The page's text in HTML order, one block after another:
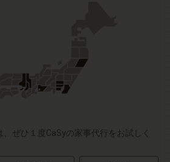
ぜひ１度CaSyの家事代行をお試しく